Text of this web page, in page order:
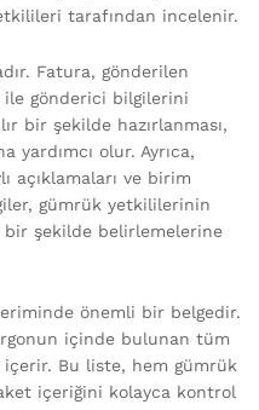
tarafından incelenir.
Fatura, gönderilen
ile gönderici bilgilerini
bir şekilde hazırlanması,
yardımcı olur. Ayrıca,
açıklamaları ve birim
gümrük yetkililerinin
şekilde belirlemelerine
önemli bir belgedir.
içinde bulunan tüm
Bu liste, hem gümrük
içeriğini kolayca kontrol